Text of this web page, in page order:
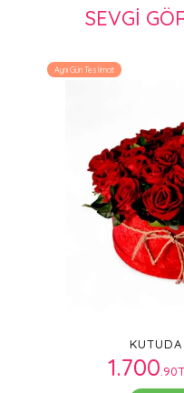
SEVGI
Aynı Gün Teslimat
1.700